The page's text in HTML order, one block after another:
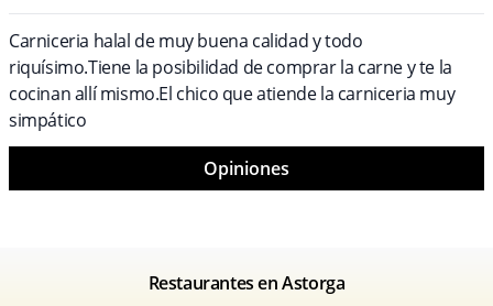
Carniceria halal de muy buena calidad y todo
riquísimo.Tiene la posibilidad de comprar la carne y te la
cocinan allí mismo.El chico que atiende la carniceria muy
simpático
Opiniones
Restaurantes en Astorga